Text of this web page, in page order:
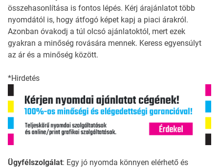
összehasonlítása is fontos lépés. Kérj árajánlatot több
nyomdától is, hogy átfogó képet kapj a piaci árakról.
Azonban óvakodj a túl olcsó ajánlatoktól, mert ezek
gyakran a minőség rovására mennek. Keress egyensúlyt
az ár és a minőség között.
*Hirdetés
Ügyfélszolgálat: Egy jó nyomda könnyen elérhető és